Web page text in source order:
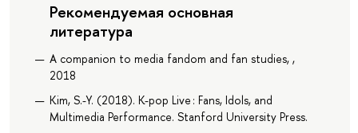
Рекомендуемая основная
литература
A companion to media fandom and fan studies, ,
2018
Kim, S.-Y. (2018). K-pop Live : Fans, Idols, and
Multimedia Performance. Stanford University Press.